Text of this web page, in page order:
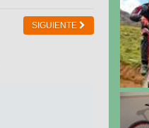
SIGUIENTE